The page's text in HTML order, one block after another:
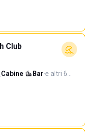
Club
Cabine· Bar·e altri 6…